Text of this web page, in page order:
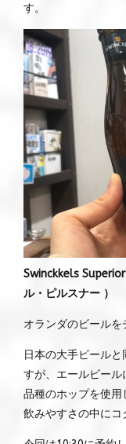
す。
Swinckkels
ル・ピルスナー ）
オランダのビールを
日本の大手ビール
すが、エールビール
品種のホップを使用
飲みやすさの中にコ